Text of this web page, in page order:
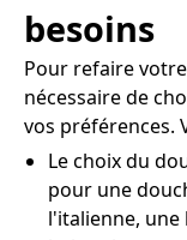
besoins
Pour refaire
nécessaire de
vos préférences.
Le choix du
pour une
l'italienne,